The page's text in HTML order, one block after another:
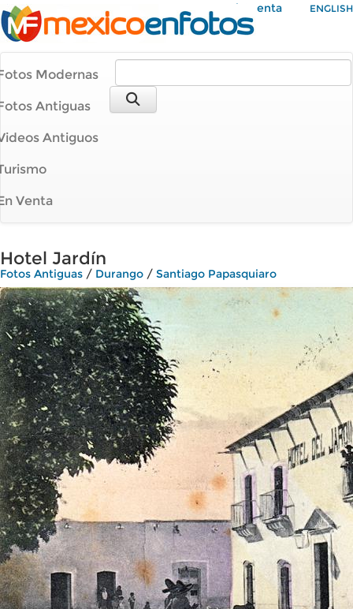
Mi Cuenta ENGLISH
Modernas
Antiguas
Antiguos
Venta
Hotel Jardín
Fotos Antiguas / Durango / Santiago Papasquiaro